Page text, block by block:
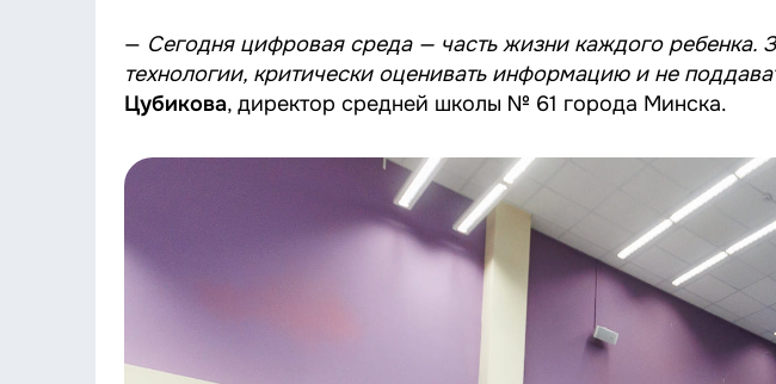
— Сегодня цифровая среда — часть жизни каждого ребенка.
технологии, критически оценивать информацию и не
Цубикова, директор средней школы № 61 города Минска.